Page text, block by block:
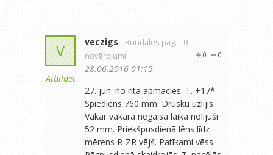
V
Atbildēt
veczigs - Rundāles pag. - 0
novērojumi
0
0
28.06.2016 01:15
27. jūn. no rīta apmācies. T. +17*.
Spiediens 760 mm. Drusku uzlijis.
Vakar vakara negaisa laikā nolijuši
52 mm. Priekšpusdienā lēns līdz
mērens R-ZR vējš. Patīkami vēss.